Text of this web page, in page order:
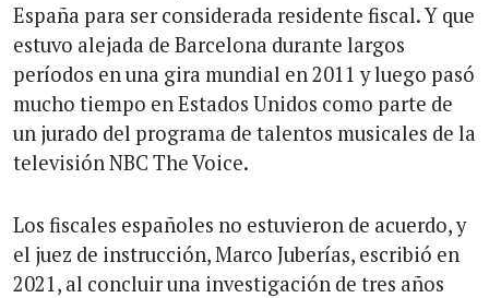
España para ser considerada residente fiscal. Y que
estuvo alejada de Barcelona durante largos
períodos en una gira mundial en 2011 y luego pasó
mucho tiempo en Estados Unidos como parte de
un jurado del programa de talentos musicales de la
televisión NBC The Voice.
Los fiscales españoles no estuvieron de acuerdo, y
el juez de instrucción, Marco Juberías, escribió en
2021, al concluir una investigación de tres años